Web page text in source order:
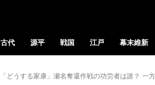
古代 源平 戦国 江戸 幕末維新
「どうする家康」瀬名奪還作戦の功労者は誰？ 一